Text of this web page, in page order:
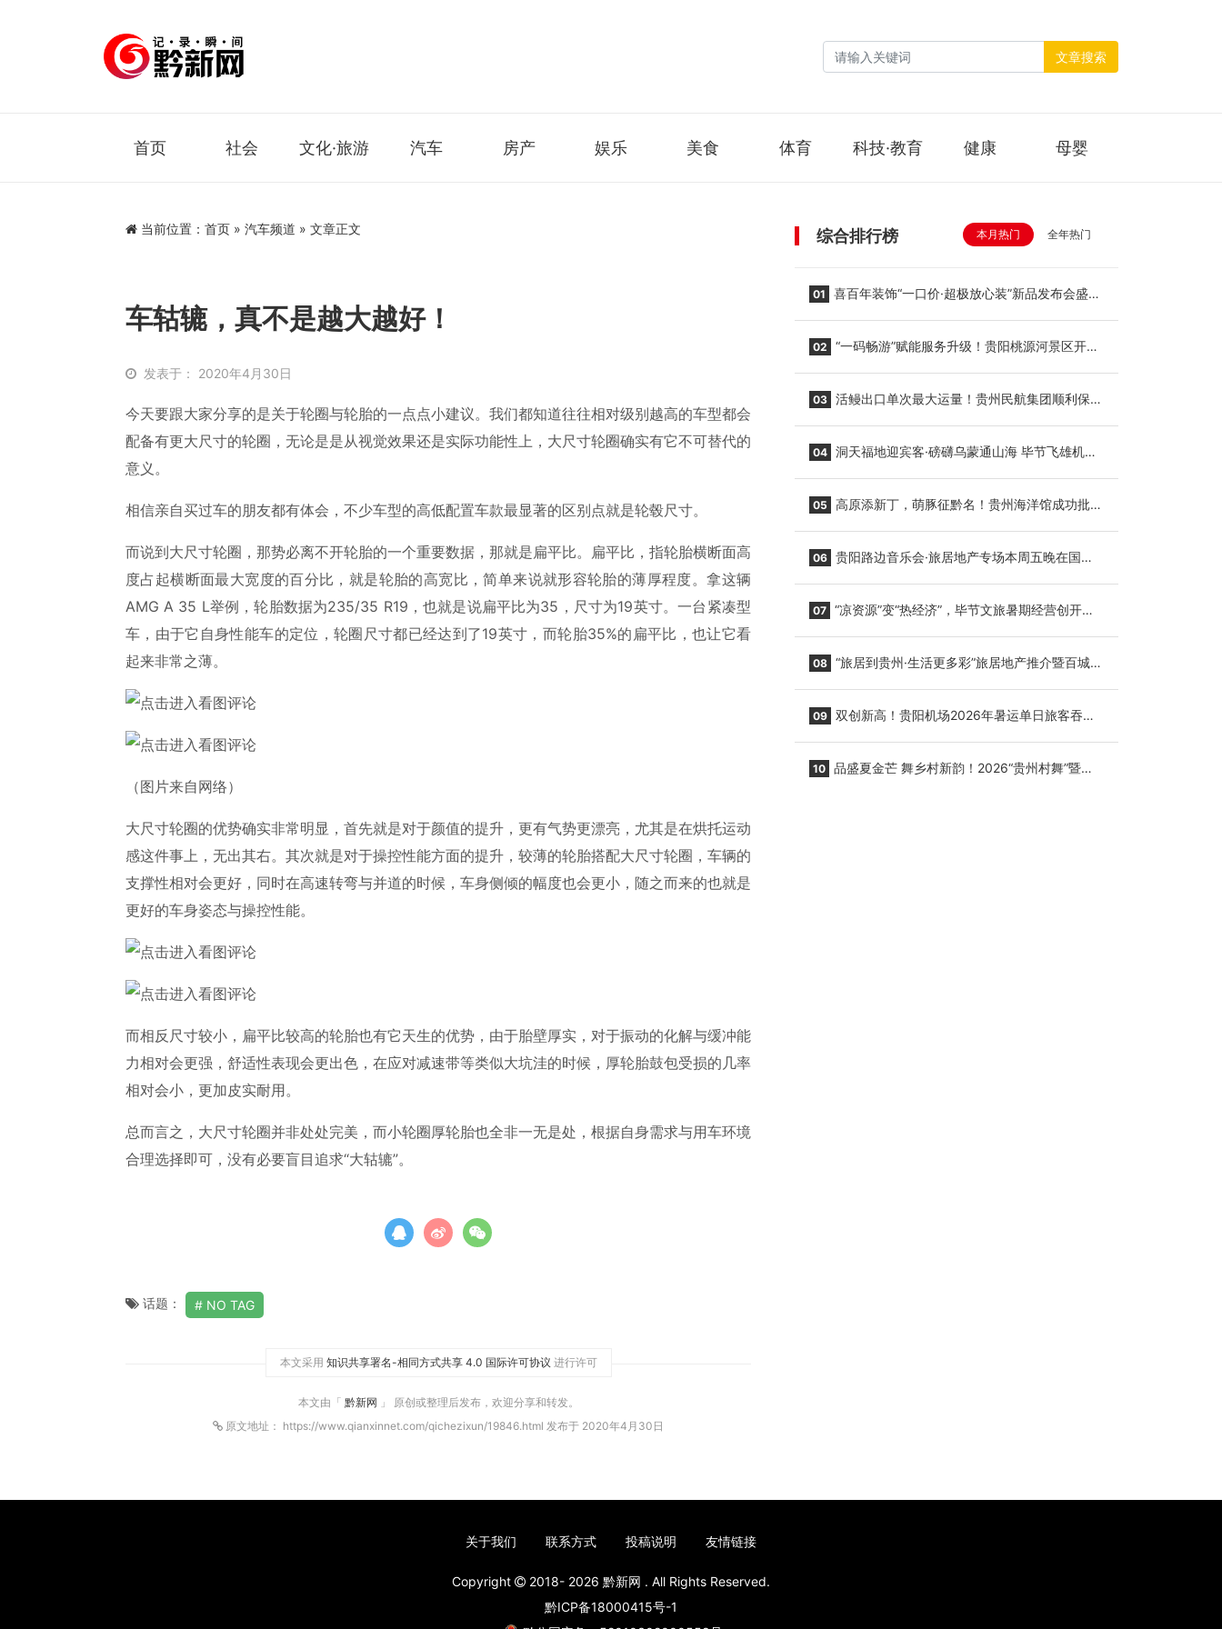
文章搜索
首页 社会 文化·旅游 汽车 房产 娱乐 美食 体育 科技·教育 健康 母婴
当前位置： 首页 » 汽车频道 » 文章正文
车轱辘，真不是越大越好！
发表于： 2020年4月30日
今天要跟大家分享的是关于轮圈与轮胎的一点点小建议。我们都知道往往相对级别越高的车型都会
配备有更大尺寸的轮圈，无论是是从视觉效果还是实际功能性上，大尺寸轮圈确实有它不可替代的
意义。
相信亲自买过车的朋友都有体会，不少车型的高低配置车款最显著的区别点就是轮毂尺寸。
而说到大尺寸轮圈，那势必离不开轮胎的一个重要数据，那就是扁平比。扁平比，指轮胎横断面高
度占起横断面最大宽度的百分比，就是轮胎的高宽比，简单来说就形容轮胎的薄厚程度。拿这辆
AMG A 35 L举例，轮胎数据为235/35 R19，也就是说扁平比为35，尺寸为19英寸。一台紧凑型
车，由于它自身性能车的定位，轮圈尺寸都已经达到了19英寸，而轮胎35%的扁平比，也让它看
起来非常之薄。
（图片来自网络）
大尺寸轮圈的优势确实非常明显，首先就是对于颜值的提升，更有气势更漂亮，尤其是在烘托运动
感这件事上，无出其右。其次就是对于操控性能方面的提升，较薄的轮胎搭配大尺寸轮圈，车辆的
支撑性相对会更好，同时在高速转弯与并道的时候，车身侧倾的幅度也会更小，随之而来的也就是
更好的车身姿态与操控性能。
而相反尺寸较小，扁平比较高的轮胎也有它天生的优势，由于胎壁厚实，对于振动的化解与缓冲能
力相对会更强，舒适性表现会更出色，在应对减速带等类似大坑洼的时候，厚轮胎鼓包受损的几率
相对会小，更加皮实耐用。
总而言之，大尺寸轮圈并非处处完美，而小轮圈厚轮胎也全非一无是处，根据自身需求与用车环境
合理选择即可，没有必要盲目追求“大轱辘”。
话题： NO TAG
本文采用 知识共享署名-相同方式共享 4.0 国际许可协议 进行许可
本文由「 黔新网 」 原创或整理后发布，欢迎分享和转发。
原文地址： https://www.qianxinnet.com/qichezixun/19846.html 发布于 2020年4月30日
综合排行榜 本月热门 全年热门
01 喜百年装饰“一口价·超极放心装”新品发布会盛大
02 “一码畅游”赋能服务升级！贵阳桃源河景区开
03 活鳗出口单次最大运量！贵州民航集团顺利保障
04 洞天福地迎宾客·磅礴乌蒙通山海 毕节飞雄机场
05 高原添新丁，萌豚征黔名！贵州海洋馆成功批量
06 贵阳路边音乐会·旅居地产专场本周五晚在国际
07 “凉资源”变“热经济”，毕节文旅暑期经营创开门
08 “旅居到贵州·生活更多彩”旅居地产推介暨百城千
09 双创新高！贵阳机场2026年暑运单日旅客吞吐
10 品盛夏金芒 舞乡村新韵！2026“贵州村舞”暨望
关于我们 联系方式 投稿说明 友情链接
Copyright 2018- 2026 黔新网 . All Rights Reserved.
黔ICP备18000415号-1